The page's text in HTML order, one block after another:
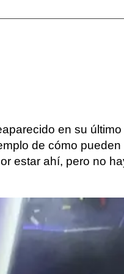
en su
de cómo
estar ahí, pero no